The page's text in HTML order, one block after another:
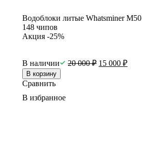
Водоблоки литые Whatsminer M50
148 чипов
Акция -25%
В наличии 20 000₽ 15 000₽
В корзину
Сравнить
В избранное